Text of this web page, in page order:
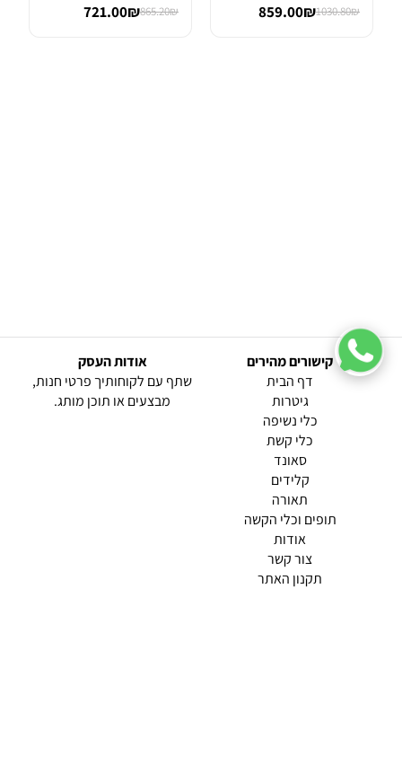
1030.80₪
859.00₪
865.20₪
721.00₪
קישורים מהירים
דף הבית
גיטרות
כלי נשיפה
כלי קשת
סאונד
קלידים
תאורה
תופים וכלי הקשה
אודות
צור קשר
(current)
תקנון האתר
אודות העסק
שתף עם לקוחותיך פרטי חנות,
מבצעים או תוכן מותג.